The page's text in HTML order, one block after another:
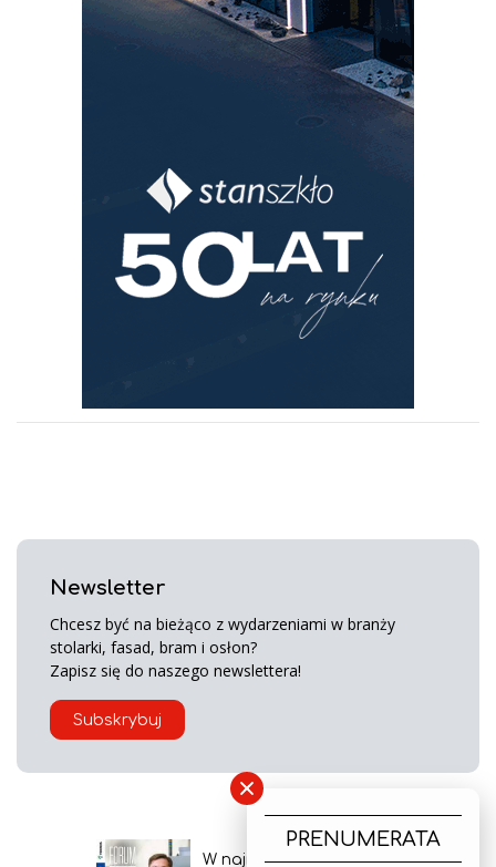
Newsletter
Chcesz być na bieżąco z wydarzeniami w branży
stolarki, fasad, bram i osłon?
Zapisz się do naszego newslettera!
Subskrybuj
W najnowszym wydaniu
×
PRENUMERATA